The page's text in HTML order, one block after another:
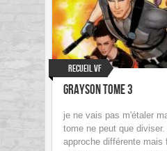
Recueil VF
Grayson Tome 3
je ne vais pas m'étaler
tome ne peut que
approche différente mais